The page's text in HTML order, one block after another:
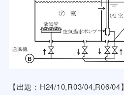
【出題：H24/10,R03/04,R06/04】